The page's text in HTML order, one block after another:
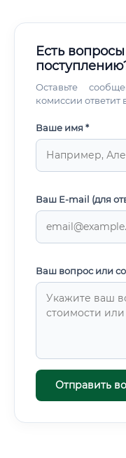
Есть
Оставьте
комиссии
Ваше имя *
Ваш E-mail (для
Ваш вопрос или
Отправить